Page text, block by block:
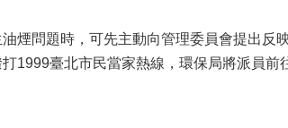
煙問題時，可先主動向管理委員會提出
1999臺北市民當家熱線，環保局將派員前